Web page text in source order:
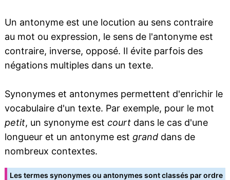
Un antonyme est une locution au sens contraire
au mot ou expression, le sens de l'antonyme est
contraire, inverse, opposé. Il évite parfois des
négations multiples dans un texte.
Synonymes et antonymes permettent d'enrichir le
vocabulaire d'un texte. Par exemple, pour le mot
petit, un synonyme est courtdans le cas d'une
longueur et un antonyme est granddans de
nombreux contextes.
Les termes synonymes ou antonymes sont classés par ordre